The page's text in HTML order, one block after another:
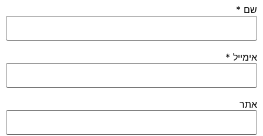
שם *
אימייל *
אתר